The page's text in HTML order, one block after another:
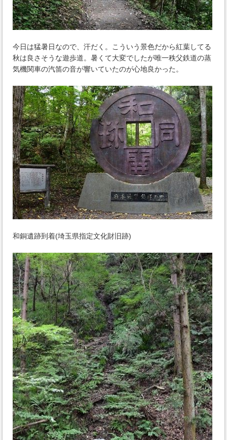
今日は猛暑日なので、汗だく。こういう景色だから紅葉してる
秋は良さそうな遊歩道。暑くて大変でしたが唯一秩父鉄道の蒸
気機関車の汽笛の音が響いていたのが心地良かった。
和銅遺跡到着(埼玉県指定文化財旧跡)